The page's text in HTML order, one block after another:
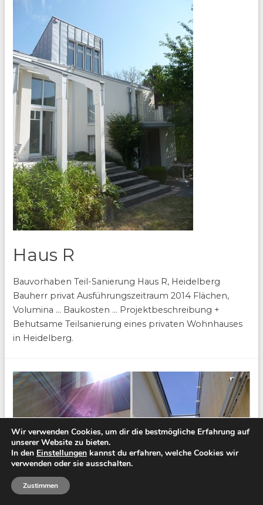
Haus R
Bauvorhaben Teil-Sanierung Haus R, Heidelberg
Bauherr privat Ausführungszeitraum 2014 Flächen,
Volumina … Baukosten … Projektbeschreibung +
Behutsame Teilsanierung eines privaten Wohnhauses
in Heidelberg.
Wir verwenden Cookies, um dir die bestmögliche Erfahrung auf
unserer Website zu bieten.
In den Einstellungen kannst du erfahren, welche Cookies wir
verwenden oder sie ausschalten.
Zustimmen